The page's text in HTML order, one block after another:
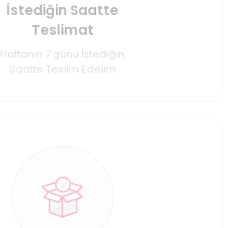
İstediğin Saatte
Teslimat
Haftanın 7 günü İstediğin
Saatte Teslim Edelim